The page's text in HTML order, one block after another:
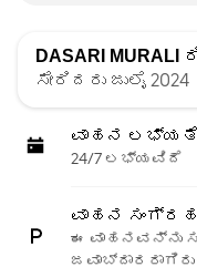
DASARI MURALI
ಸೇರಿದರು ಜುಲೈ 2024
ವಾಹನ ಲಭ್ಯತೆ
24/7 ಲಭ್ಯವಿದೆ
ವಾಹನ
ಈ ವಾಹನವನ್ನು